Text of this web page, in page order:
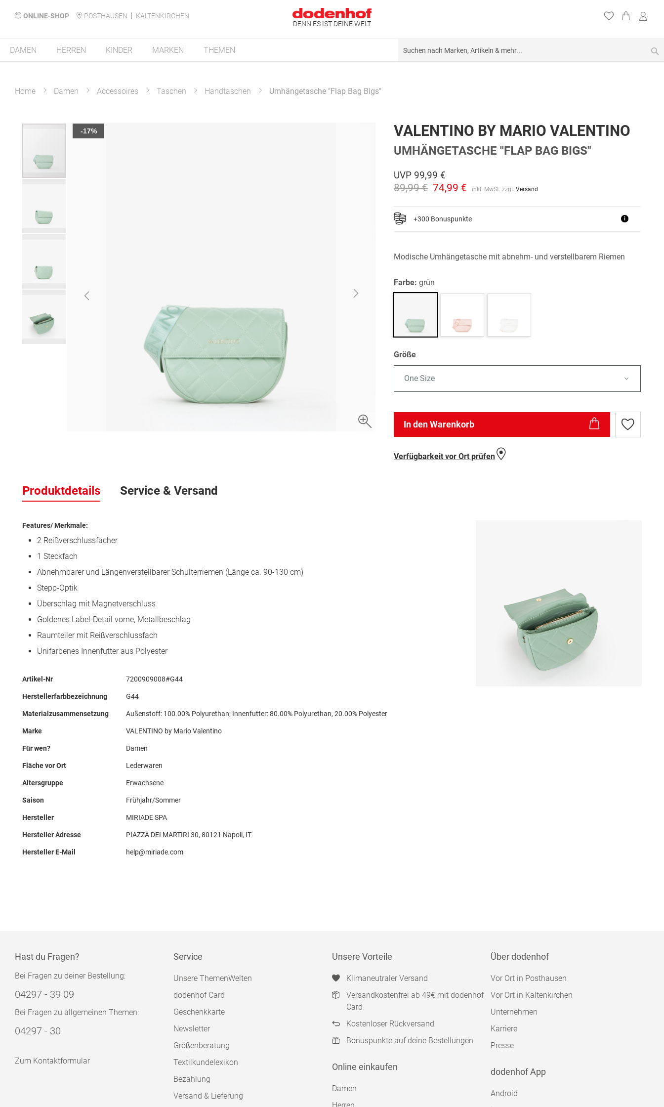
ONLINE-SHOP POSTHAUSEN
KALTENKIRCHEN
DENN ES IST DEINE WELT
DAMEN HERREN KINDER MARKEN THEMEN
Home Damen Accessoires Taschen Handtaschen Umhängetasche "Flap Bag Bigs"
Zum
Bildergalerie
springen
-17%
der
Bildergalerie
VALENTINO BY MARIO VALENTINO
UMHÄNGETASCHE "FLAP BAG BIGS"
UVP 99,99 €
89,99 € 74,99 € inkl. MwSt. zzgl.Versand
+300 Bonuspunkte i
Modische Umhängetasche mit abnehm- und verstellbarem Riemen
Farbe:grün
Größe
One Size
In den Warenkorb
Zur
Wunschliste
Verfügbarkeit vor Ort prüfen
Produktdetails
Features/ Merkmale:
2 Reißverschlussfächer
1 Steckfach
Abnehmbarer und Längenverstellbarer Schulterriemen (Länge ca. 90-130 cm)
Stepp-Optik
Überschlag mit Magnetverschluss
Goldenes Label-Detail vorne, Metallbeschlag
Raumteiler mit Reißverschlussfach
Unifarbenes Innenfutter aus Polyester
Mehr
Artikel-Nr 7200909008#G44
Herstellerfarbbezeichnung G44
Materialzusammensetzung Außenstoff: 100.00% Polyurethan; Innenfutter: 80.00% Polyurethan, 20.00% Polyester
Marke VALENTINO by Mario Valentino
Für wen? Damen
Fläche vor Ort Lederwaren
Altersgruppe Erwachsene
Saison Frühjahr/Sommer
Hersteller MIRIADE SPA
Hersteller Adresse PIAZZA DEI MARTIRI 30, 80121 Napoli, IT
Hersteller E-Mail help@miriade.com
Service & Versand
Hast du Fragen?
Bei Fragen zu deiner Bestellung:
04297 - 39 09
Bei Fragen zu allgemeinen Themen:
04297 - 30
Zum Kontaktformular
Service
Unsere ThemenWelten
dodenhof Card
Geschenkkarte
Newsletter
Größenberatung
Textilkundelexikon
Bezahlung
Versand & Lieferung
Unsere Vorteile
Klimaneutraler Versand
Versandkostenfrei ab 49€ mit dodenhof
Card
Kostenloser Rückversand
Bonuspunkte auf deine Bestellungen
Online einkaufen
Damen
Über dodenhof
Vor Ort in Posthausen
Vor Ort in Kaltenkirchen
Unternehmen
Karriere
Presse
dodenhof App
Android